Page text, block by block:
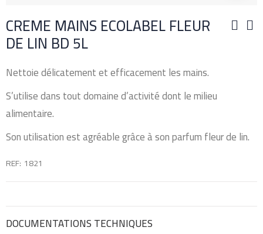
CREME MAINS ECOLABEL FLEUR
DE LIN BD 5L
Nettoie délicatement et efficacement les mains.
S’utilise dans tout domaine d’activité dont le milieu
alimentaire.
Son utilisation est agréable grâce à son parfum fleur de lin.
REF 1821
DOCUMENTATIONS TECHNIQUES